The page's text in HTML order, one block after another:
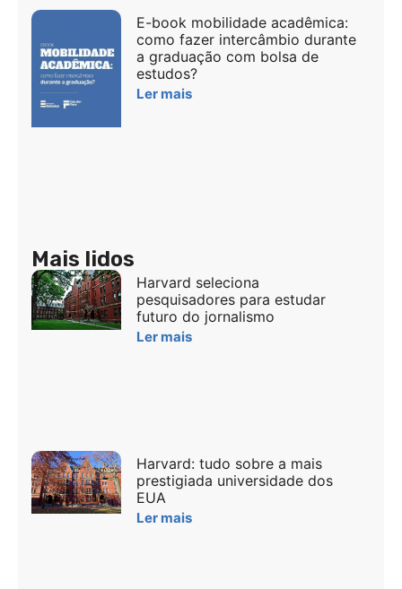
E-book mobilidade acadêmica:
como fazer intercâmbio durante
a graduação com bolsa de
estudos?
Ler mais
Mais lidos
Harvard seleciona
pesquisadores para estudar
futuro do jornalismo
Ler mais
Harvard: tudo sobre a mais
prestigiada universidade dos
EUA
Ler mais